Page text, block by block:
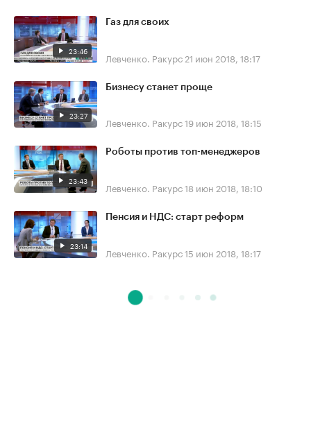
23:46
Газ для своих
Левченко. Ракурс 21 июн 2018, 18:17
23:27
Бизнесу станет проще
Левченко. Ракурс19 июн 2018, 18:15
23:43
Роботы против топ-менеджеров
Левченко. Ракурс18 июн 2018, 18:10
23:14
Пенсия и НДС: старт реформ
Левченко. Ракурс15 июн 2018, 18:17